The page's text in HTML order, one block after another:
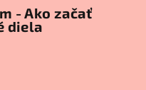
- Ako začať
diela